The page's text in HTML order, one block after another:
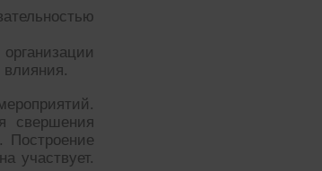
влияния.
свершения
Построение
участвует.